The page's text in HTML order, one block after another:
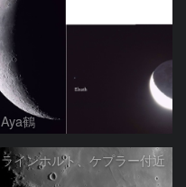
Aya鶴
ラインホルト、ケプラー付近